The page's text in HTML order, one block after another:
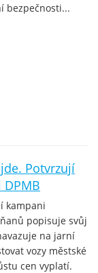
bezpečnosti...
Potvrzují
kampani
popisuje svůj
na jarní
vozy městské
cen vyplatí.